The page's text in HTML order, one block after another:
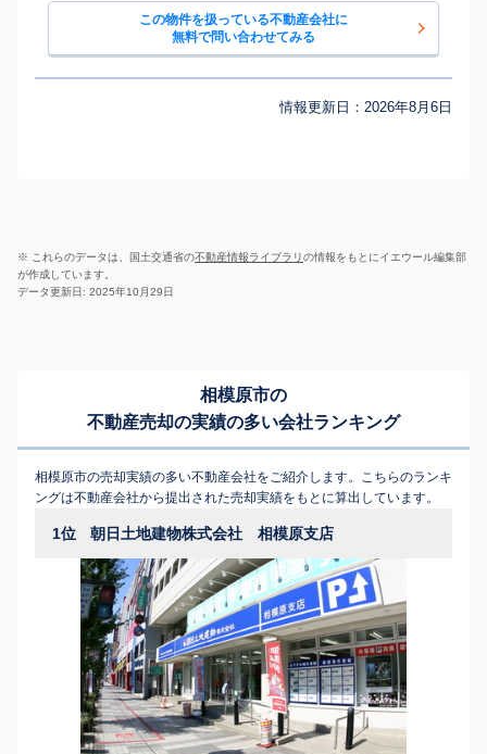
この物件を扱っている不動産会社に
無料で問い合わせてみる
情報更新日： 2026年8月6日
※ これらのデータは、国土交通省の不動産情報ライブラリの情報をもとにイエウール編集部
が作成しています。
データ更新日: 2025年10月29日
相模原市の
不動産売却の実績の多い会社ランキング
相模原市の売却実績の多い不動産会社をご紹介します。こちらのランキ
ングは不動産会社から提出された売却実績をもとに算出しています。
1位 朝日土地建物株式会社 相模原支店